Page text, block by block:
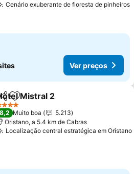
Cenário exuberante de floresta de pinheiros
Ver preços
Adicionar aos favoritos
Mistral 2
Estrelas
8,2 Muito boa
5.213
Oristano, a 5.4 km de Cabras
Localização central estratégica em Oristano